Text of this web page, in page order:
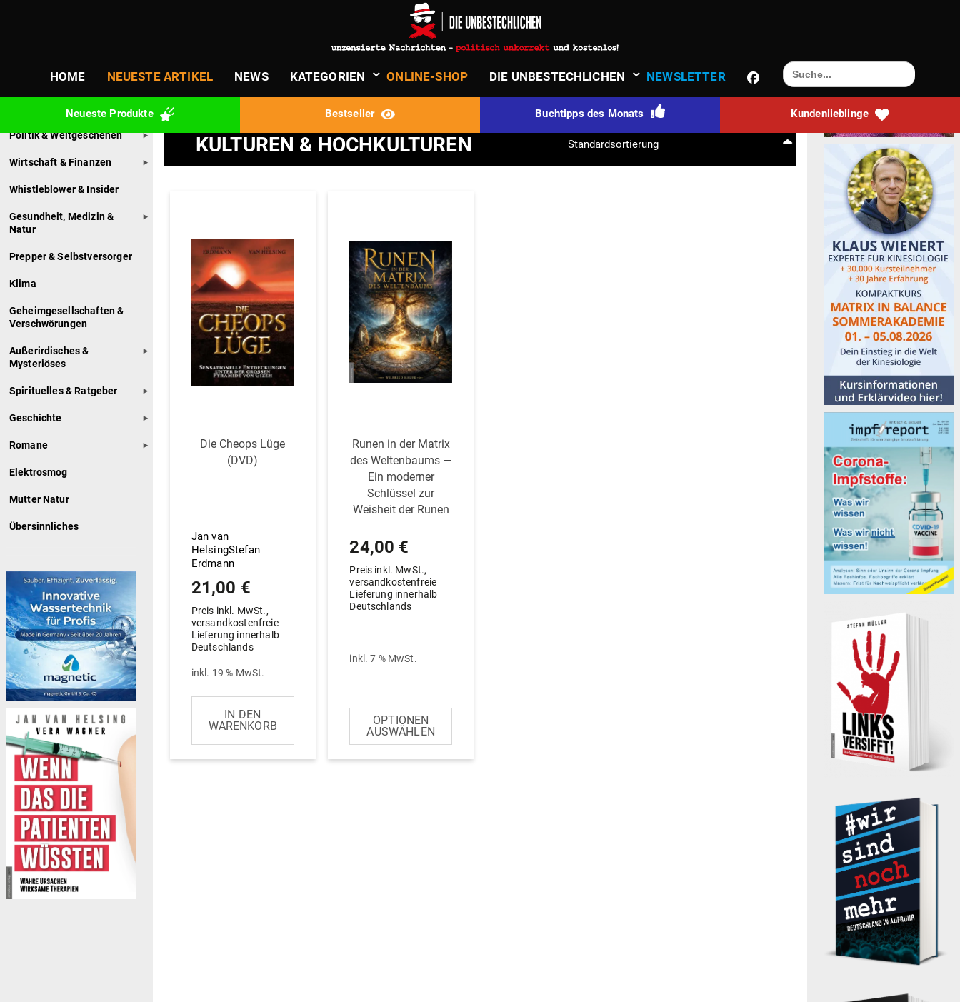
HOME NEUESTE ARTIKEL NEWS KATE­GORIEN ONLINE-SHOP DIE UNBE­STECH­LICHEN NEWS­LETTER
Search
for:
Neueste Pro­dukte Best­seller Buch­tipps des Monats Kun­den­lieb­linge
Büchertipps
Bücher unserer Autoren
Politik & Weltgeschehen
Wirtschaft & Finanzen
Whistleblower & Insider
Gesundheit, Medizin &
Natur
Prepper & Selbstversorger
Klima
Geheimgesellschaften &
Verschwörungen
Außerirdisches &
Mysteriöses
Spirituelles & Ratgeber
Geschichte
Romane
Elektrosmog
Mutter Natur
Übersinnliches
KULTUREN & HOCHKULTUREN
Die Cheops Lüge
(DVD)
Jan van
HelsingStefan
Erdmann
21,00 €
Preis inkl. MwSt.,
versandkostenfreie
Lieferung innerhalb
Deutschlands
inkl. 19 % MwSt.
IN DEN
WARENKORB
Runen in der Matrix
des Wel­ten­baums —
Ein moderner
Schlüssel zur
Weisheit der Runen
24,00 €
Preis inkl. MwSt.,
versandkostenfreie
Lieferung innerhalb
Deutschlands
inkl. 7 % MwSt.
SELECT OPTION